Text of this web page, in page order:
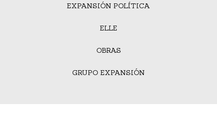
EXPANSIÓN POLÍTICA
ELLE
OBRAS
GRUPO EXPANSIÓN